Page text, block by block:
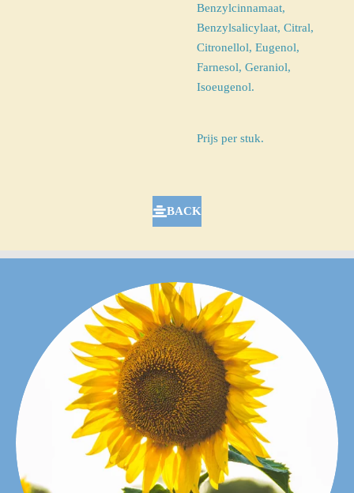
Benzylcinnamaat,
Benzylsalicylaat, Citral,
Citronellol, Eugenol,
Farnesol, Geraniol,
Isoeugenol.
Prijs per stuk.
BACK